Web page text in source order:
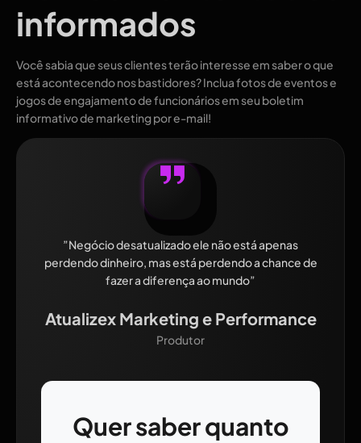
informados
Você sabia que seus clientes terão interesse em saber o que
está acontecendo nos bastidores? Inclua fotos de eventos e
jogos de engajamento de funcionários em seu boletim
informativo de marketing por e-mail!
”Negócio desatualizado ele não está apenas
perdendo dinheiro, mas está perdendo a chance de
fazer a diferença ao mundo”
Atualizex Marketing e Performance
Produtor
Quer saber quanto